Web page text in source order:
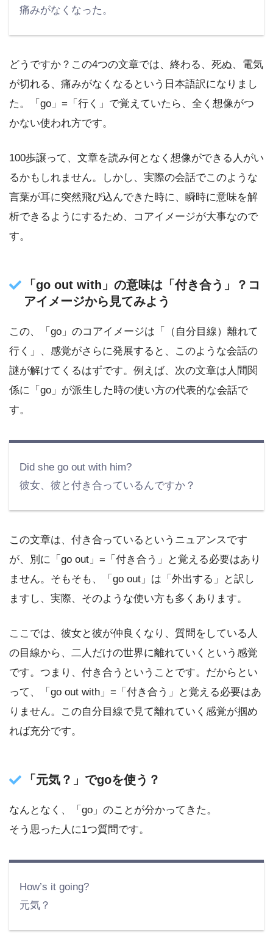
痛みがなくなった。
どうですか？この4つの文章では、終わる、死ぬ、電気
が切れる、痛みがなくなるという日本語訳になりまし
た。「go」=「行く」で覚えていたら、全く想像がつ
かない使われ方です。
100歩譲って、文章を読み何となく想像ができる人がい
るかもしれません。しかし、実際の会話でこのような
言葉が耳に突然飛び込んできた時に、瞬時に意味を解
析できるようにするため、コアイメージが大事なので
す。
「go out with」の意味は「付き合う」？コ
アイメージから見てみよう
この、「go」のコアイメージは「（自分目線）離れて
行く」、感覚がさらに発展すると、このような会話の
謎が解けてくるはずです。例えば、次の文章は人間関
係に「go」が派生した時の使い方の代表的な会話で
す。
Did she go out with him?
彼女、彼と付き合っているんですか？
この文章は、付き合っているというニュアンスです
が、別に「go out」=「付き合う」と覚える必要はあり
ません。そもそも、「go out」は「外出する」と訳し
ますし、実際、そのような使い方も多くあります。
ここでは、彼女と彼が仲良くなり、質問をしている人
の目線から、二人だけの世界に離れていくという感覚
です。つまり、付き合うということです。だからとい
って、「go out with」=「付き合う」と覚える必要はあ
りません。この自分目線で見て離れていく感覚が掴め
れば充分です。
「元気？」でgoを使う？
なんとなく、「go」のことが分かってきた。
そう思った人に1つ質問です。
How’s it going?
元気？